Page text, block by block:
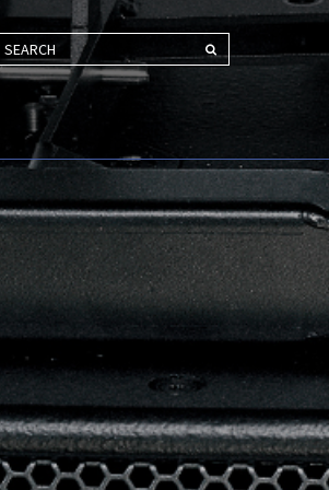
SEARCH